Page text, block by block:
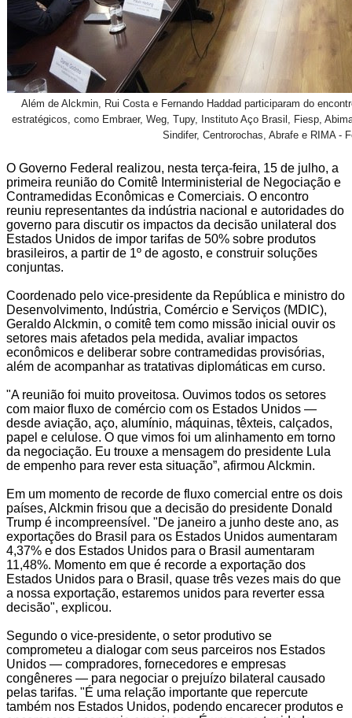
Além de Alckmin, Rui Costa e Fernando Haddad participaram do
estratégicos, como Embraer, Weg, Tupy, Instituto Aço Brasil, Fiesp,
Sindifer, Centrorochas, Abrafe e RIMA -
O Governo Federal realizou, nesta terça-feira, 15 de julho, a
primeira reunião do Comitê Interministerial de Negociação e
Contramedidas Econômicas e Comerciais. O encontro
reuniu representantes da indústria nacional e autoridades do
governo para discutir os impactos da decisão unilateral dos
Estados Unidos de impor tarifas de 50% sobre produtos
brasileiros, a partir de 1º de agosto, e construir soluções
conjuntas.
Coordenado pelo vice-presidente da República e ministro do
Desenvolvimento, Indústria, Comércio e Serviços (MDIC),
Geraldo Alckmin, o comitê tem como missão inicial ouvir os
setores mais afetados pela medida, avaliar impactos
econômicos e deliberar sobre contramedidas provisórias,
além de acompanhar as tratativas diplomáticas em curso.
"A reunião foi muito proveitosa. Ouvimos todos os setores
com maior fluxo de comércio com os Estados Unidos —
desde aviação, aço, alumínio, máquinas, têxteis, calçados,
papel e celulose. O que vimos foi um alinhamento em torno
da negociação. Eu trouxe a mensagem do presidente Lula
de empenho para rever esta situação”, afirmou Alckmin.
Em um momento de recorde de fluxo comercial entre os dois
países, Alckmin frisou que a decisão do presidente Donald
Trump é incompreensível. "De janeiro a junho deste ano, as
exportações do Brasil para os Estados Unidos aumentaram
4,37% e dos Estados Unidos para o Brasil aumentaram
11,48%. Momento em que é recorde a exportação dos
Estados Unidos para o Brasil, quase três vezes mais do que
a nossa exportação, estaremos unidos para reverter essa
decisão", explicou.
Segundo o vice-presidente, o setor produtivo se
comprometeu a dialogar com seus parceiros nos Estados
Unidos — compradores, fornecedores e empresas
congêneres — para negociar o prejuízo bilateral causado
pelas tarifas. "É uma relação importante que repercute
também nos Estados Unidos, podendo encarecer produtos e